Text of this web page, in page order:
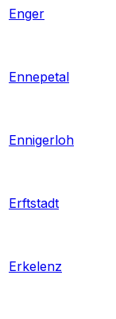
Enger
Ennepetal
Ennigerloh
Erftstadt
Erkelenz